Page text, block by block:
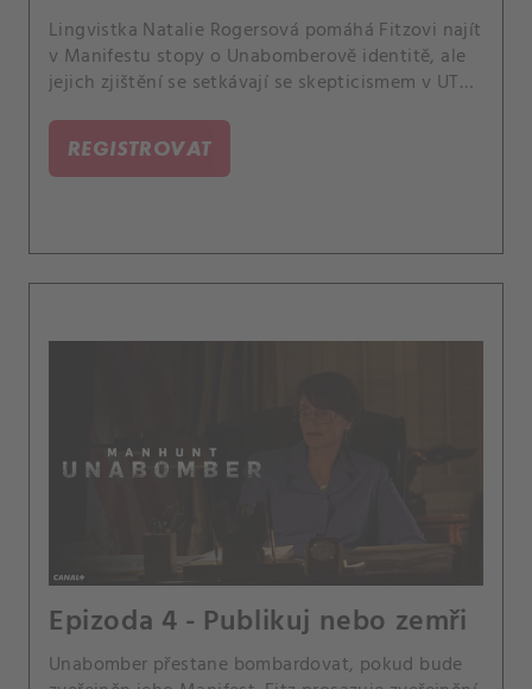
Lingvistka Natalie Rogersová pomáhá Fitzovi najít
v Manifestu stopy o Unabomberově identitě, ale
jejich zjištění se setkávají se skepticismem v UTF.
všechny důkazy proti němu.
REGISTROVAT
Epizoda 4 - Publikuj nebo zemři
Unabomber přestane bombardovat, pokud bude